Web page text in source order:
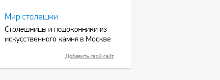
Мир столешки
Столешницы и подоконники из
искусственного камня в Москве
Добавить свой сайт